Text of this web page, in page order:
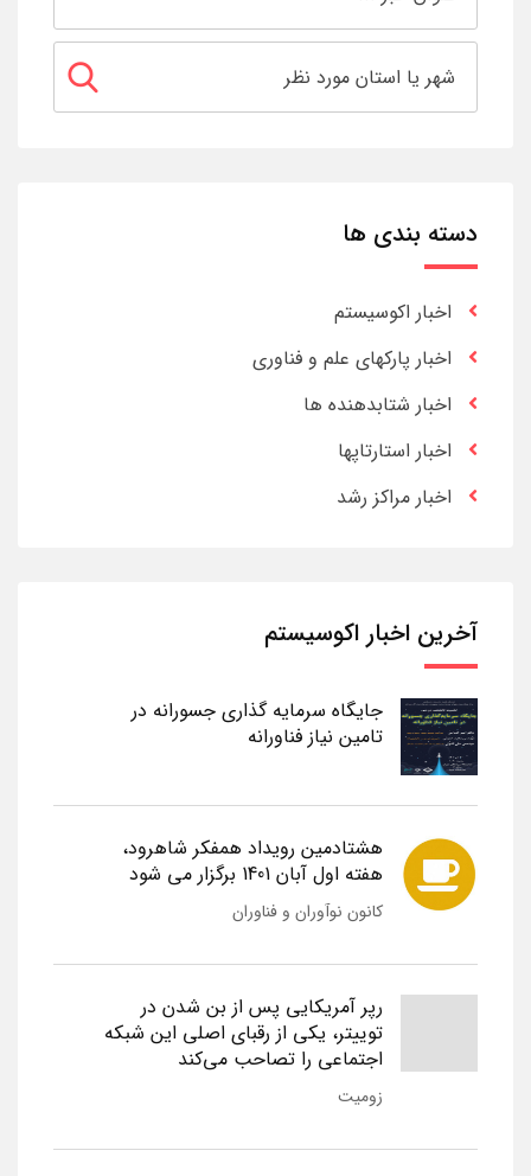
دسته بندی ها
اخبار اکوسیستم
اخبار پارکهای علم و فناوری
اخبار شتابدهنده ها
اخبار استارتاپها
اخبار مراکز رشد
آخرین اخبار اکوسیستم
جایگاه سرمایه گذاری جسورانه در
تامین نیاز فناورانه
هشتادمین رویداد همفکر شاهرود،
هفته اول آبان 1401 برگزار می شود
کانون نوآوران و فناوران
رپر آمریکایی پس از بن شدن در
توییتر، یکی از رقبای اصلی این شبکه
اجتماعی را تصاحب می‌کند
زومیت